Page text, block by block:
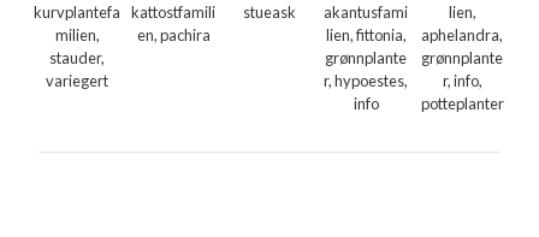
kurvplantefa
milien,
stauder,
variegert
kattostfamili
en, pachira
stueask
akantusfami
lien, fittonia,
grønnplante
r, hypoestes,
info
lien,
aphelandra,
grønnplante
r, info,
potteplanter